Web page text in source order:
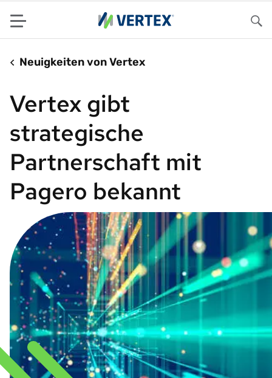
Menu
Neuigkeiten von Vertex
Vertex gibt
strategische
Partnerschaft mit
Pagero bekannt